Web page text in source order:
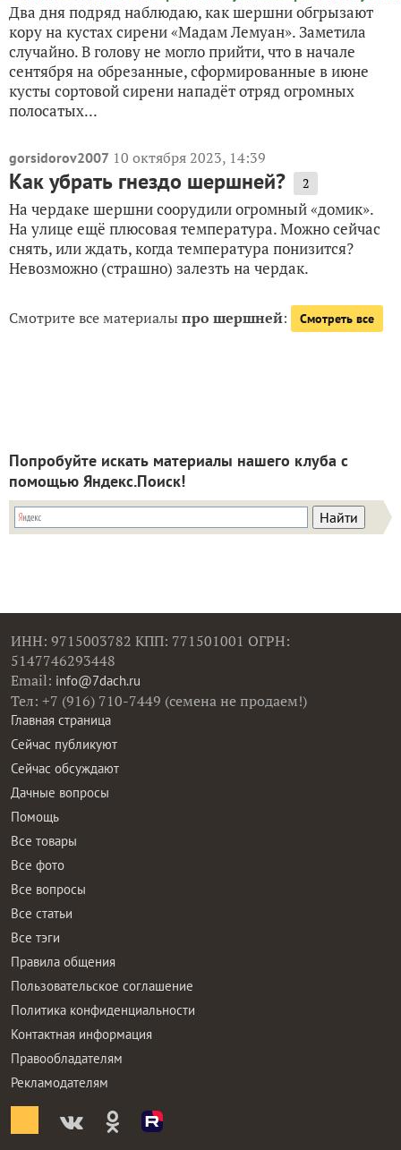
Два дня подряд наблюдаю, как шершни обгрызают
кору на кустах сирени «Мадам Лемуан». Заметила
случайно. В голову не могло прийти, что в начале
сентября на обрезанные, сформированные в июне
кусты сортовой сирени нападёт отряд огромных
полосатых...
gorsidorov2007 10 октября 2023, 14:39
Как убрать гнездо шершней? 2
На чердаке шершни соорудили огромный «домик».
На улице ещё плюсовая температура. Можно сейчас
снять, или ждать, когда температура понизится?
Невозможно (страшно) залезть на чердак.
Смотрите все материалыпро шершней: Смотреть все
Попробуйте искать материалы нашего клуба с
помощью Яндекс.Поиск!
ИНН: 9715003782 КПП: 771501001 ОГРН:
5147746293448
Email: info@7dach.ru
Тел: +7 (916) 710-7449 (семена не продаем!)
Главная страница
Сейчас публикуют
Сейчас обсуждают
Дачные вопросы
Помощь
Все товары
Все фото
Все вопросы
Все статьи
Все тэги
Правила общения
Пользовательское соглашение
Политика конфиденциальности
Контактная информация
Правообладателям
Рекламодателям